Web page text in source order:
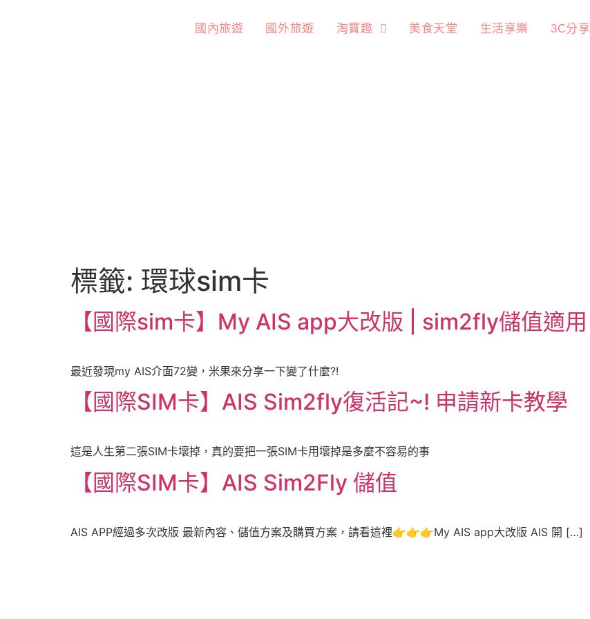
國內旅遊 國外旅遊 淘寶趣 美食天堂 生活享樂 3C分享
標籤: 環球sim卡
【國際sim卡】My AIS app大改版 | sim2fly儲值適用
最近發現my AIS介面72變，米果來分享一下變了什麼?!
【國際SIM卡】AIS Sim2fly復活記~! 申請新卡教學
這是人生第二張SIM卡壞掉，真的要把一張SIM卡用壞掉是多麼不容易的事
【國際SIM卡】AIS Sim2Fly 儲值
AIS APP經過多次改版 最新內容、儲值方案及購買方案，請看這裡👉👉👉My AIS app大改版 AIS 開 […]